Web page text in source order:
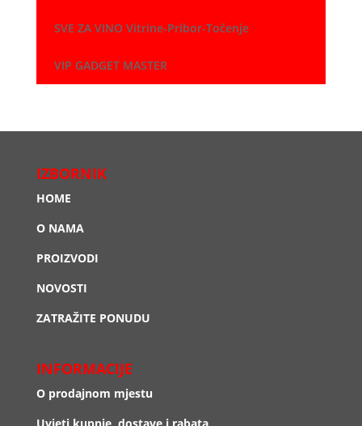
SVE ZA VINO Vitrine-Pribor-Točenje
VIP GADGET MASTER
IZBORNIK
HOME
O NAMA
PROIZVODI
NOVOSTI
ZATRAŽITE PONUDU
INFORMACIJE
O prodajnom mjestu
Uvjeti kupnje, dostave i rabata